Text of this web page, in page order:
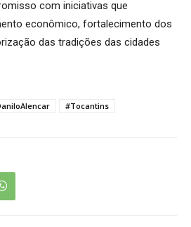
com iniciativas que
econômico, fortalecimento dos
das tradições das cidades
#Tocantins